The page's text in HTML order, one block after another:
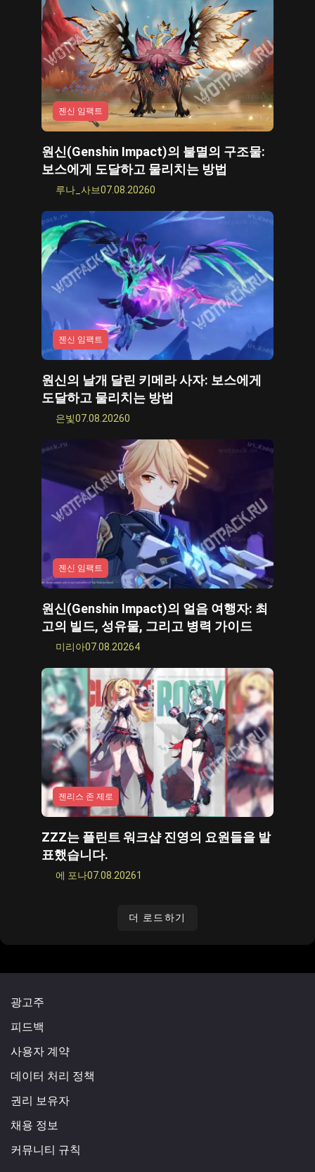
젠신 임팩트
원신(Genshin Impact)의 불멸의 구조물:
보스에게 도달하고 물리치는 방법
루나_사브07.08.20260
젠신 임팩트
원신의 날개 달린 키메라 사자: 보스에게
도달하고 물리치는 방법
은빛07.08.20260
젠신 임팩트
원신(Genshin Impact)의 얼음 여행자: 최
고의 빌드, 성유물, 그리고 병력 가이드
미리아07.08.20264
젠리스 존 제로
ZZZ는 플린트 워크샵 진영의 요원들을 발
표했습니다.
에 포나07.08.20261
더 로드하기
광고주
피드백
사용자 계약
데이터 처리 정책
권리 보유자
채용 정보
커뮤니티 규칙